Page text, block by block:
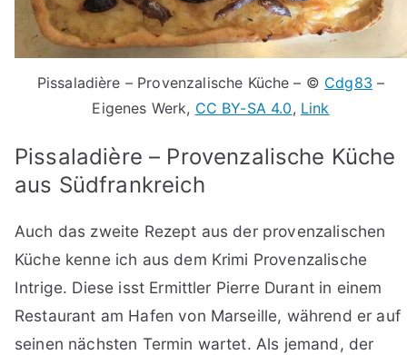
Pissaladière – Provenzalische Küche – © Cdg83 –
Eigenes Werk, CC BY-SA 4.0, Link
Pissaladière – Provenzalische Küche
aus Südfrankreich
Auch das zweite Rezept aus der provenzalischen
Küche kenne ich aus dem Krimi Provenzalische
Intrige. Diese isst Ermittler Pierre Durant in einem
Restaurant am Hafen von Marseille, während er auf
seinen nächsten Termin wartet. Als jemand, der